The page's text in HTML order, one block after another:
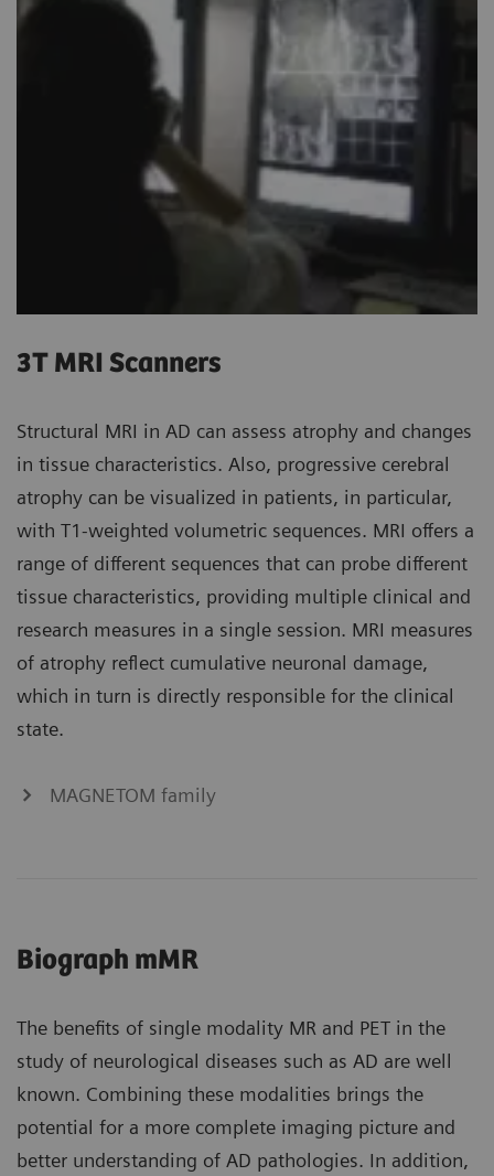
3T MRI Scanners
Structural MRI in AD can assess atrophy and changes
in tissue characteristics. Also, progressive cerebral
atrophy can be visualized in patients, in particular,
with T1-weighted volumetric sequences. MRI offers a
range of different sequences that can probe different
tissue characteristics, providing multiple clinical and
research measures in a single session. MRI measures
of atrophy reflect cumulative neuronal damage,
which in turn is directly responsible for the clinical
state.
MAGNETOM family
Biograph mMR
The benefits of single modality MR and PET in the
study of neurological diseases such as AD are well
known. Combining these modalities brings the
potential for a more complete imaging picture and
better understanding of AD pathologies. In addition,